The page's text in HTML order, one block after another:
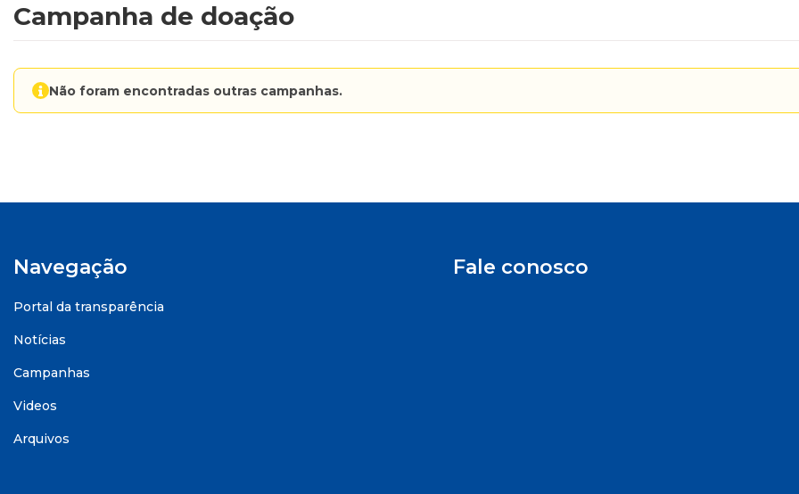
Campanha de doação
Não foram encontradas outras campanhas.
Navegação
Portal da transparência
Notícias
Campanhas
Videos
Arquivos
Fale conosco